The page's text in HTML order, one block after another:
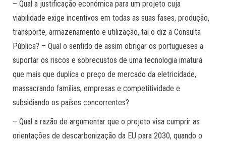
– Qual a justificação económica para um projeto cuja
viabilidade exige incentivos em todas as suas fases, produção,
transporte, armazenamento e utilização, tal o diz a Consulta
Pública? – Qual o sentido de assim obrigar os portugueses a
suportar os riscos e sobrecustos de uma tecnologia imatura
que mais que duplica o preço de mercado da eletricidade,
massacrando famílias, empresas e competitividade e
subsidiando os países concorrentes?
– Qual a razão de argumentar que o projeto visa cumprir as
orientações de descarbonização da EU para 2030, quando o